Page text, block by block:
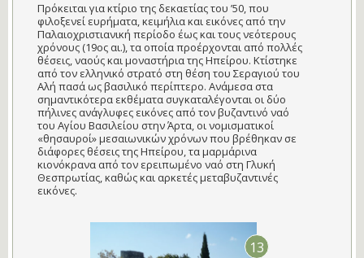
Πρόκειται για κτίριο της δεκαετίας του ’50, που
φιλοξενεί ευρήματα, κειμήλια και εικόνες από την
Παλαιοχριστιανική περίοδο έως και τους νεότερους
χρόνους (19ος αι.), τα οποία προέρχονται από πολλές
θέσεις, ναούς και μοναστήρια της Ηπείρου. Κτίστηκε
από τον ελληνικό στρατό στη θέση του Σεραγιού του
Αλή πασά ως βασιλικό περίπτερο. Ανάμεσα στα
σημαντικότερα εκθέματα συγκαταλέγονται οι δύο
πήλινες ανάγλυφες εικόνες από τον βυζαντινό ναό
του Αγίου Βασιλείου στην Άρτα, οι νομισματικοί
«θησαυροί» μεσαιωνικών χρόνων που βρέθηκαν σε
διάφορες θέσεις της Ηπείρου, τα μαρμάρινα
κιονόκρανα από τον ερειπωμένο ναό στη Γλυκή
Θεσπρωτίας, καθώς και αρκετές μεταβυζαντινές
εικόνες.
13